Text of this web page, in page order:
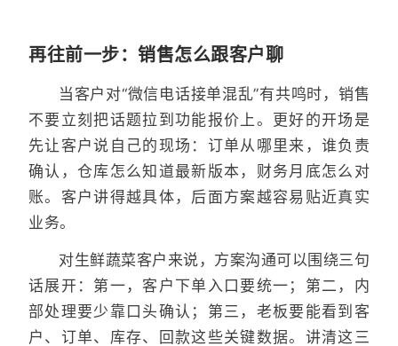
再往前一步：销售怎么跟客户聊
当客户对“微信电话接单混乱”有共鸣时，销售
不要立刻把话题拉到功能报价上。更好的开场是
先让客户说自己的现场：订单从哪里来，谁负责
确认，仓库怎么知道最新版本，财务月底怎么对
账。客户讲得越具体，后面方案越容易贴近真实
业务。
对生鲜蔬菜客户来说，方案沟通可以围绕三句
话展开：第一，客户下单入口要统一；第二，内
部处理要少靠口头确认；第三，老板要能看到客
户、订单、库存、回款这些关键数据。讲清这三